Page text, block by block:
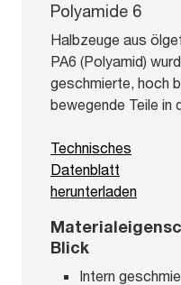
Polyamide 6
Halbzeuge aus
PA6 (Polyamid)
geschmierte, hoch
bewegende Teile in
Blick
Intern
Technisches
Datenblatt
herunterladen